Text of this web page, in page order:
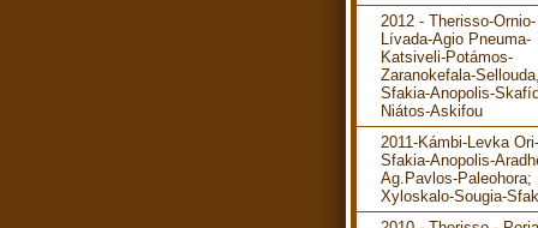
2012 - Therisso-Ornio-
Lívada-Agio Pneuma-
Katsiveli-Potámos-
Zaranokefala-
Sfakia-Anopolis-
Niátos-Askifou
2011-Kámbi-Levka Ori-
Sfakia-Anopolis-
Ag.Pavlos-Paleohora;
Xyloskalo-Sougia-